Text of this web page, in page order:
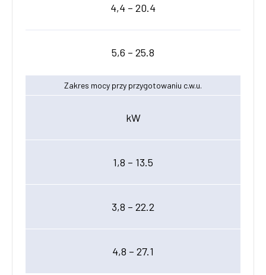
4,4 – 20.4
5,6 – 25.8
Zakres mocy przy przygotowaniu c.w.u.
kW
1,8 – 13.5
3,8 – 22.2
4,8 – 27.1